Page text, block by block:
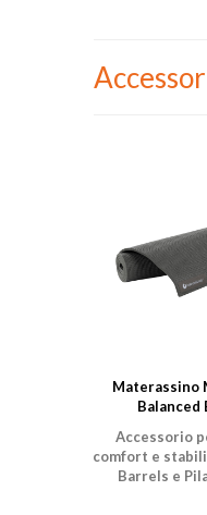
Materassino
Balanced
Accessorio
comfort e
Barrels e